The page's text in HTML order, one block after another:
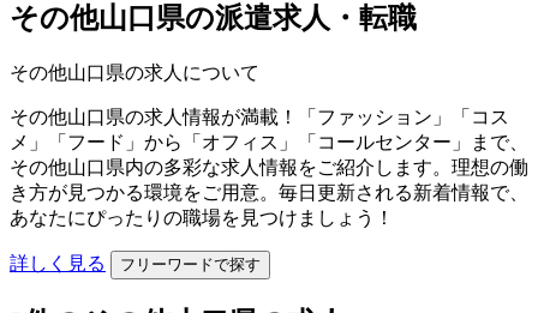
その他山口県の派遣求人・転職
その他山口県の求人について
その他山口県の求人情報が満載！「ファッション」「コス
メ」「フード」から「オフィス」「コールセンター」まで、
その他山口県内の多彩な求人情報をご紹介します。理想の働
き方が見つかる環境をご用意。毎日更新される新着情報で、
あなたにぴったりの職場を見つけましょう！
詳しく見る フリーワードで探す